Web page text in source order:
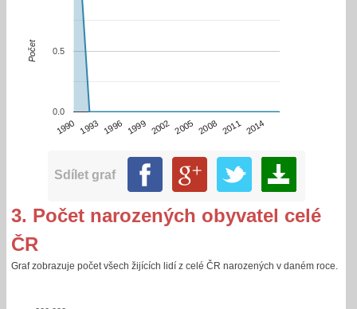
1990 1993 1996 1999 2002 2005 2008 2011 2014
0.0
0.5
Počet
Sdílet graf
3. Počet narozených obyvatel celé
ČR
Graf zobrazuje počet všech žijících lidí z celé ČR narozených v daném roce.